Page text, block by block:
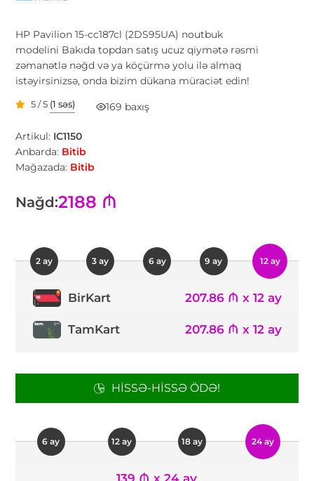
HP Pavilion 15-cc187cl (2DS95UA) noutbuk
modelini Bakıda topdan satış ucuz qiymətə rəsmi
zəmanətlə nəğd və ya köçürmə yolu ilə almaq
istəyirsinizsə, onda bizim dükana müraciət edin!
5 / 5 (1 səs) 169 baxış
Artikul: IC1150
Anbarda: Bitib
Mağazada: Bitib
Nağd:2188 ₼
2 ay 3 ay 6 ay 9 ay 12 ay
BirKart 207.86 ₼ x 12 ay
TamKart 207.86 ₼ x 12 ay
HISSƏ-HISSƏ ÖDƏ!
6 ay 12 ay 18 ay 24 ay
139 ₼ x 24 ay